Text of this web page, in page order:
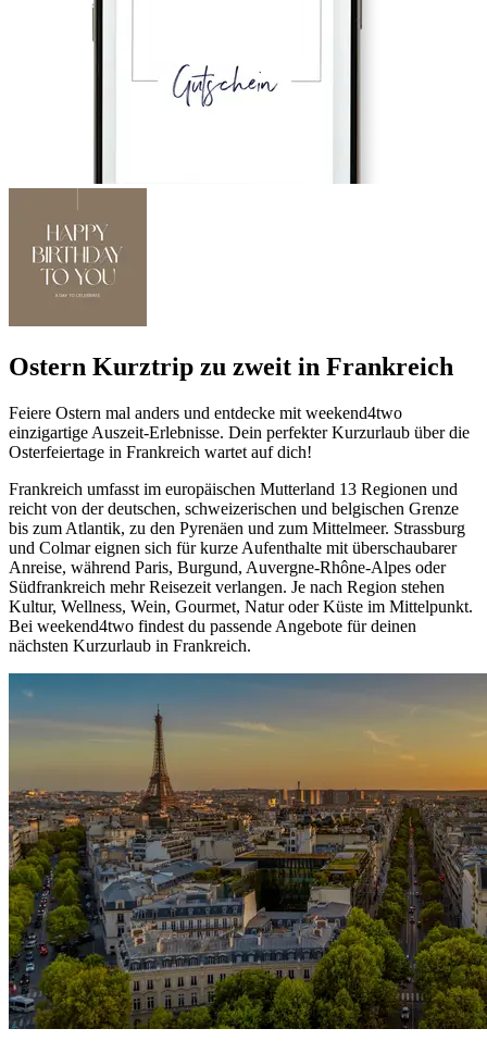
Ostern Kurztrip zu zweit in Frankreich
Feiere Ostern mal anders und entdecke mit weekend4two
einzigartige Auszeit-Erlebnisse. Dein perfekter Kurzurlaub über die
Osterfeiertage in Frankreich wartet auf dich!
Frankreich umfasst im europäischen Mutterland 13 Regionen und
reicht von der deutschen, schweizerischen und belgischen Grenze
bis zum Atlantik, zu den Pyrenäen und zum Mittelmeer. Strassburg
und Colmar eignen sich für kurze Aufenthalte mit überschaubarer
Anreise, während Paris, Burgund, Auvergne-Rhône-Alpes oder
Südfrankreich mehr Reisezeit verlangen. Je nach Region stehen
Kultur, Wellness, Wein, Gourmet, Natur oder Küste im Mittelpunkt.
Bei weekend4two findest du passende Angebote für deinen
nächsten Kurzurlaub in Frankreich.